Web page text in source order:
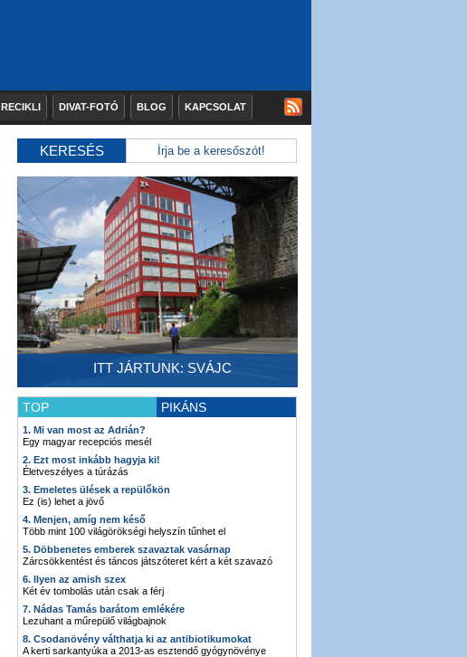
RECIKLI DIVAT-FOTÓ BLOG KAPCSOLAT
KERESÉS
ITT JÁRTUNK: SVÁJC
TOP PIKÁNS
1. Mi van most az Adrián?
Egy magyar recepciós mesél
2. Ezt most inkább hagyja ki!
Életveszélyes a túrázás
3. Emeletes ülések a repülőkön
Ez (is) lehet a jövő
4. Menjen, amíg nem késő
Több mint 100 világörökségi helyszín tűnhet el
5. Döbbenetes emberek szavaztak vasárnap
Zárcsökkentést és táncos játszóteret kért a két szavazó
6. Ilyen az amish szex
Két év tombolás után csak a férj
7. Nádas Tamás barátom emlékére
Lezuhant a műrepülő világbajnok
8. Csodanövény válthatja ki az antibiotikumokat
A kerti sarkantyúka a 2013-as esztendő gyógynövénye